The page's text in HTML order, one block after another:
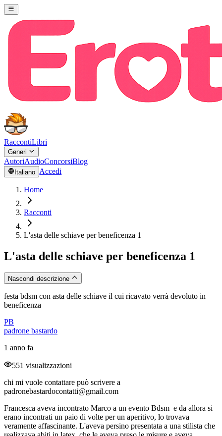
RaccontiLibri
Generi
AutoriAudioConcorsiBlog
Italiano Accedi
Home
Racconti
L'asta delle schiave per beneficenza 1
L'asta delle schiave per beneficenza 1
Nascondi descrizione
festa bdsm con asta delle schiave il cui ricavato verrà devoluto in
beneficenza
PB
padrone bastardo
1 anno fa
551 visualizzazioni
chi mi vuole contattare può scrivere a
padronebastardocontatti@gmail.com
Francesca aveva incontrato Marco a un evento Bdsm e da allora si
erano incontrati un paio di volte per un aperitivo, lo trovava
veramente affascinante. L'aveva persino presentata a una stilista che